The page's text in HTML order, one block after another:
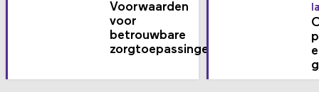
Voorwaarden
voor
betrouwbare
zorgtoepassingen